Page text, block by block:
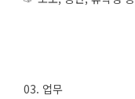
03. 업무